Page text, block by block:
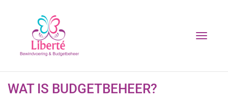
T
WAT IS BUDGETBEHEER?